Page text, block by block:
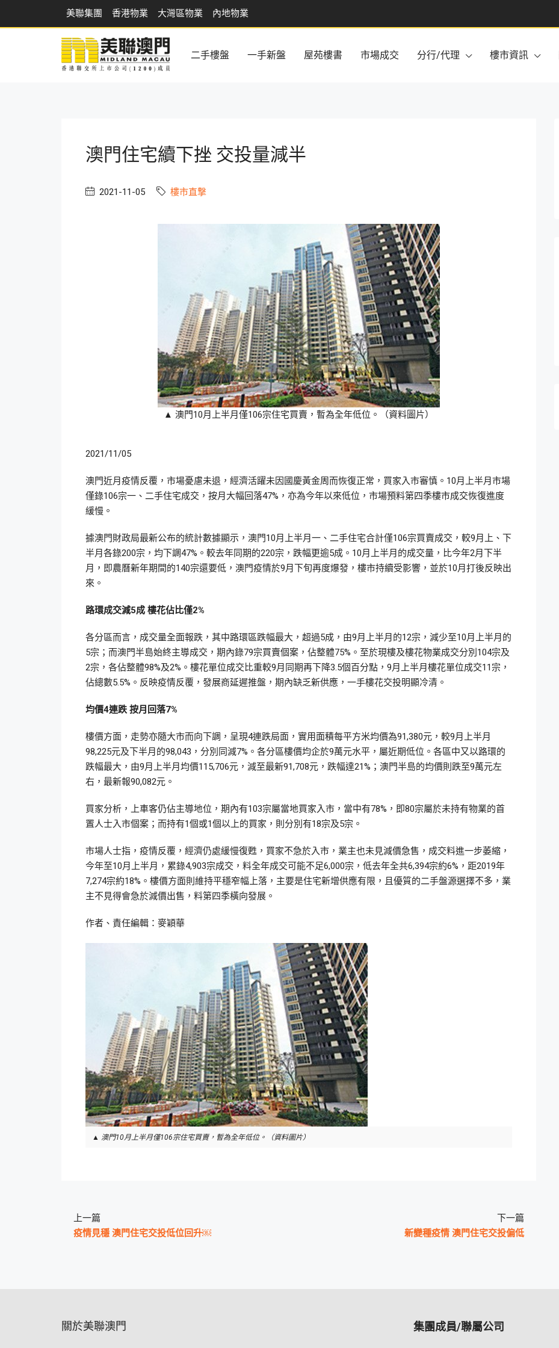
美聯集團 香港物業 大灣區物業 內地物業
二手樓盤 一手新盤 屋苑樓書 市場成交 分行/代理 樓市資訊
澳門住宅續下挫 交投量減半
2021-11-05 樓市直撃
▲ 澳門10月上半月僅106宗住宅買賣，暫為全年低位。（資料圖片）
2021/11/05
澳門近月疫情反覆，市場憂慮未退，經濟活躍未因國慶黃金周而恢復正常，買家入市審慎。10月上半月市場
僅錄106宗一、二手住宅成交，按月大幅回落47%，亦為今年以來低位，市場預料第四季樓市成交恢復進度
緩慢。
據澳門財政局最新公布的統計數據顯示，澳門10月上半月一、二手住宅合計僅106宗買賣成交，較9月上、下
半月各錄200宗，均下調47%。較去年同期的220宗，跌幅更逾5成。10月上半月的成交量，比今年2月下半
月，即農曆新年期間的140宗還要低，澳門疫情於9月下旬再度爆發，樓市持續受影響，並於10月打後反映出
來。
路環成交減5成 樓花佔比僅2%
各分區而言，成交量全面報跌，其中路環區跌幅最大，超過5成，由9月上半月的12宗，減少至10月上半月的
5宗；而澳門半島始終主導成交，期內錄79宗買賣個案，佔整體75%。至於現樓及樓花物業成交分別104宗及
2宗，各佔整體98%及2%。樓花單位成交比重較9月同期再下降3.5個百分點，9月上半月樓花單位成交11宗，
佔總數5.5%。反映疫情反覆，發展商延遲推盤，期內缺乏新供應，一手樓花交投明顯冷清。
均價4連跌 按月回落7%
樓價方面，走勢亦隨大市而向下調，呈現4連跌局面，實用面積每平方米均價為91,380元，較9月上半月
98,225元及下半月的98,043，分別同減7%。各分區樓價均企於9萬元水平，屬近期低位。各區中又以路環的
跌幅最大，由9月上半月均價115,706元，減至最新91,708元，跌幅達21%；澳門半島的均價則跌至9萬元左
右，最新報90,082元。
買家分析，上車客仍佔主導地位，期內有103宗屬當地買家入市，當中有78%，即80宗屬於未持有物業的首
置人士入市個案；而持有1個或1個以上的買家，則分別有18宗及5宗。
市場人士指，疫情反覆，經濟仍處緩慢復甦，買家不急於入市，業主也未見減價急售，成交料進一步萎縮，
今年至10月上半月，累錄4,903宗成交，料全年成交可能不足6,000宗，低去年全共6,394宗約6%，距2019年
7,274宗約18%。樓價方面則維持平穩窄幅上落，主要是住宅新增供應有限，且優質的二手盤源選擇不多，業
主不見得會急於減價出售，料第四季橫向發展。
作者、責任編輯：麥穎華
▲ 澳門10月上半月僅106宗住宅買賣，暫為全年低位。（資料圖片）
上一篇
疫情見穩 澳門住宅交投低位回升￼
下一篇
新變種疫情 澳門住宅交投偏低
關於美聯澳門 集團成員/聯屬公司